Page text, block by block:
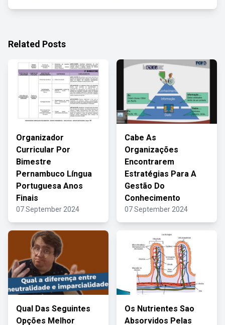
Related Posts
Organizador
Curricular Por
Bimestre
Pernambuco Língua
Portuguesa Anos
Finais
07 September 2024
Cabe As
Organizações
Encontrarem
Estratégias Para A
Gestão Do
Conhecimento
07 September 2024
Qual Das Seguintes
Opções Melhor
Os Nutrientes Sao
Absorvidos Pelas